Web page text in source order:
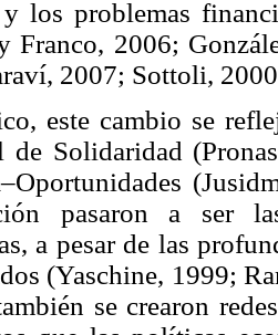
los problemas
Franco, 2006;
2007; Sottoli,
este cambio se
de Solidaridad
pasaron a ser
a pesar de las
(Yaschine, 1999;
se crearon